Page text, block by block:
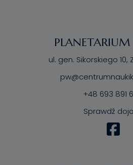
PLANETARIUM
ul. gen. Sikorskiego 10,
+48 693 891
Sprawdź